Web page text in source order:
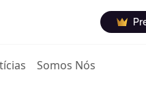
Somos Nós